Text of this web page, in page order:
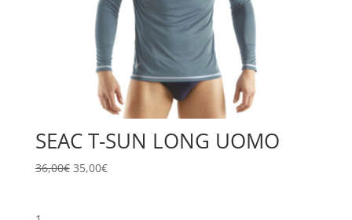
SEAC T-SUN LONG UOMO
36,00€ Il
35,00€Il